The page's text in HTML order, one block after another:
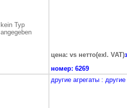
kein Typ
angegeben
цена: vs нетто(exl. VAT)
номер: 6269
другие агрегаты : другие